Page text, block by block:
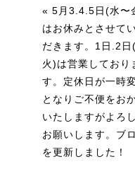
« 5月3.4.5日(水〜
はお休みとさせて
だきます。1日.2日(
火)は営業しており
す。定休日が一時
となりご不便をお
いたしますがよろ
お願いします。ブ
を更新しました！